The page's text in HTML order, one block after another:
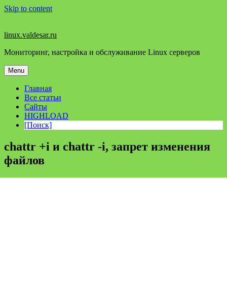
Skip to content
linux.valdesar.ru
Мониторинг, настройка и обслуживание Linux серверов
Menu
Главная
Все статьи
Сайты
HIGHLOAD
[Поиск]
chattr +i и chattr -i, запрет изменения
файлов